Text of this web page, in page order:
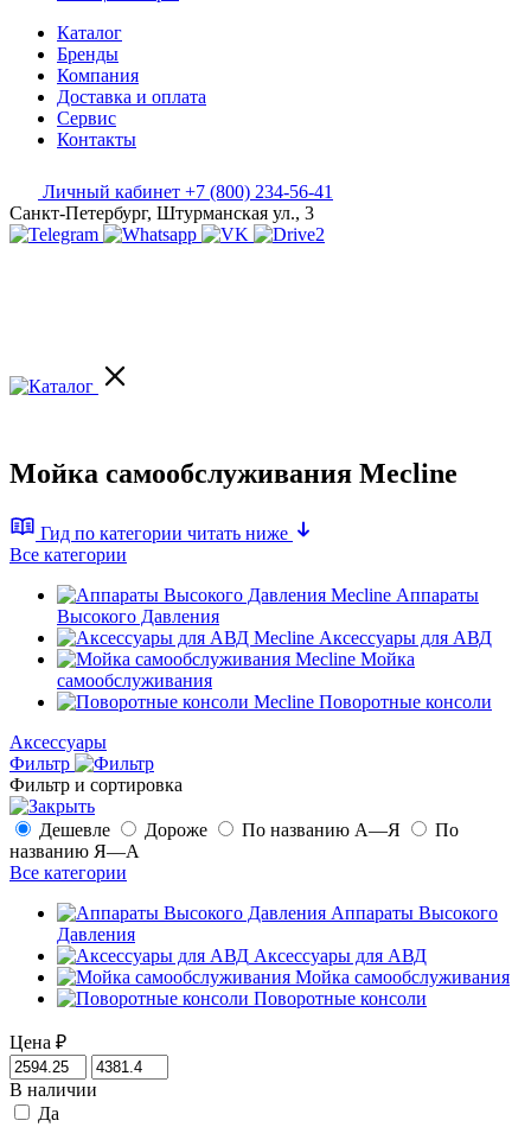
Каталог
Бренды
Компания
Доставка и оплата
Сервис
Контакты
Личный кабинет +7 (800) 234-56-41
Санкт-Петербург, Штурманская ул., 3
Мойка самообслуживания Mecline
Гид по категории читать ниже
Все категории
Аппараты
Высокого Давления
Аксессуары для АВД
Мойка
самообслуживания
Поворотные консоли
Аксессуары
Фильтр
Фильтр и сортировка
Дешевле Дороже По названию А—Я
По
названию Я—А
Все категории
Аппараты Высокого
Давления
Аксессуары для АВД
Мойка самообслуживания
Поворотные консоли
Цена ₽
В наличии
Да